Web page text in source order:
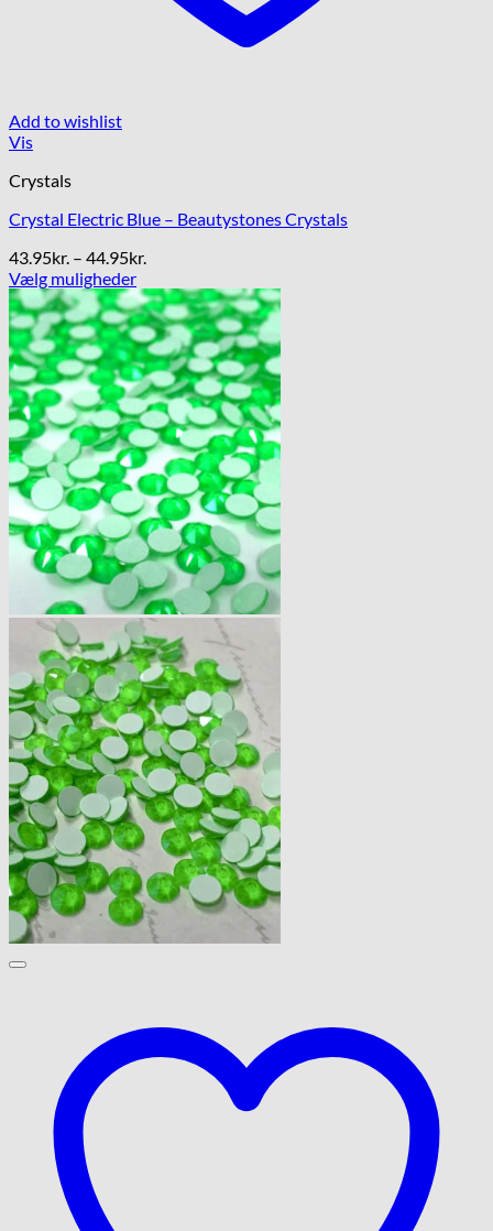
Add to wishlist
Vis
Crystals
Crystal Electric Blue – Beautystones Crystals
43.95kr. – 44.95kr.
til
44.95kr.
Vælg muligheder
Dette
vare
har
flere
varianter.
Mulighederne
kan
vælges
på
varesiden